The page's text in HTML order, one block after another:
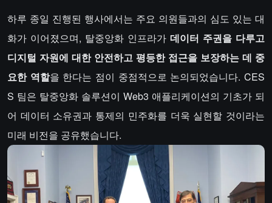
하루 종일 진행된 행사에서는 주요 의원들과의 심도 있는 대
화가 이어졌으며, 탈중앙화 인프라가 데이터 주권을 다루고
디지털 자원에 대한 안전하고 평등한 접근을 보장하는 데 중
요한 역할을 한다는 점이 중점적으로 논의되었습니다. CES
S 팀은 탈중앙화 솔루션이 Web3 애플리케이션의 기초가 되
어 데이터 소유권과 통제의 민주화를 더욱 실현할 것이라는
미래 비전을 공유했습니다.